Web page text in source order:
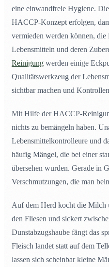
eine einwandfreie Hygiene.
HACCP-Konzept erfolgen,
vermieden werden können,
Lebensmitteln und deren
Reinigung werden einige
Qualitätswerkzeug der
sichtbar machen und
Mit Hilfe der HACCP-
nichts zu bemängeln haben.
Lebensmittelkontrolleure und
häufig Mängel, die bei einer
übersehen wurden. Gerade in
Verschmutzungen, die man
Auf dem Herd kocht die Milch
den Fliesen und sickert
Dunstabzugshaube fängt das
Fleisch landet statt auf dem
lassen sich scheinbar kleine